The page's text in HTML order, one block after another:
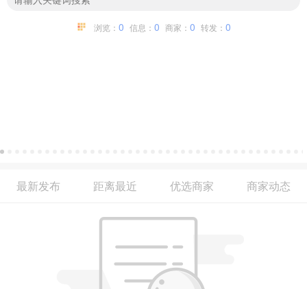
浏览： 0 信息： 0 商家： 0 转发： 0
最新发布 距离最近 优选商家 商家动态